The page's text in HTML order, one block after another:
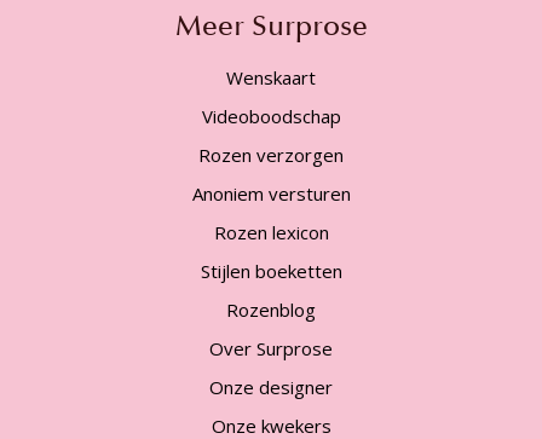
Meer Surprose
Wenskaart
Videoboodschap
Rozen verzorgen
Anoniem versturen
Rozen lexicon
Stijlen boeketten
Rozenblog
Over Surprose
Onze designer
Onze kwekers